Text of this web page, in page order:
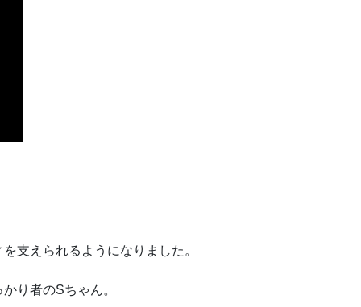
支えられるようになりました。
り者のSちゃん。